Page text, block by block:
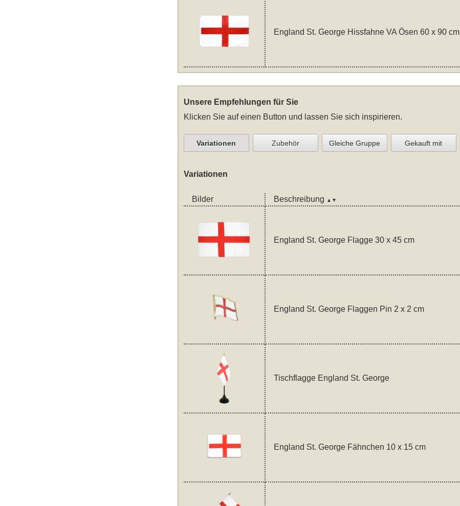
England St. George Hissfahne VA Ösen 60 x 90 cm
Unsere Empfehlungen für Sie
Klicken Sie auf einen Button und lassen Sie sich inspirieren.
Variationen Zubehör Gleiche Gruppe Gekauft mit
Variationen
Bilder Beschreibung ▲▼
England St. George Flagge 30 x 45 cm
England St. George Flaggen Pin 2 x 2 cm
Tischflagge England St. George
England St. George Fähnchen 10 x 15 cm